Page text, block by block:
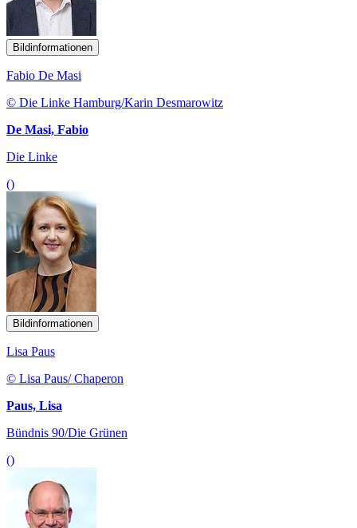
Bildinformationen
Fabio De Masi
© Die Linke Hamburg/Karin Desmarowitz
De Masi, Fabio
Die Linke
()
Bildinformationen
Lisa Paus
© Lisa Paus/ Chaperon
Paus, Lisa
Bündnis 90/Die Grünen
()